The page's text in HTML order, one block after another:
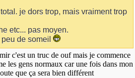
je dors trop, mais vraiment trop
etc... pas moyen.
de someil
c'est un truc de ouf mais je commence
les gens normaux car une fois dans mon
que ça sera bien différent